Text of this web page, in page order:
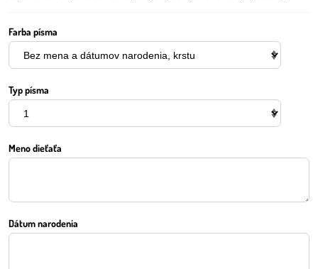
Farba písma
Typ písma
Meno dieťaťa
Dátum narodenia